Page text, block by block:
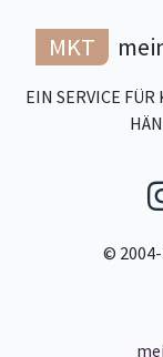
MKT
EIN SERVICE
©